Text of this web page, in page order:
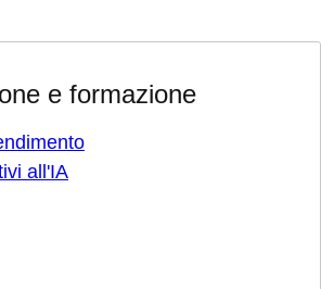
e formazione
all'IA